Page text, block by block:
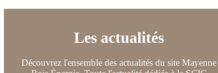
Les actualités
Découvrez l'ensemble des actualités du site Mayenne